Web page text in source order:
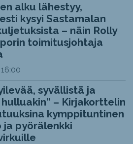
alku lähestyy,
kysyi Sastamalan
– näin Rolly
toimitusjohtaja
16:00
syvällistä ja
– Kirjakorttelin
kymppituntinen
ja pyörälenkki